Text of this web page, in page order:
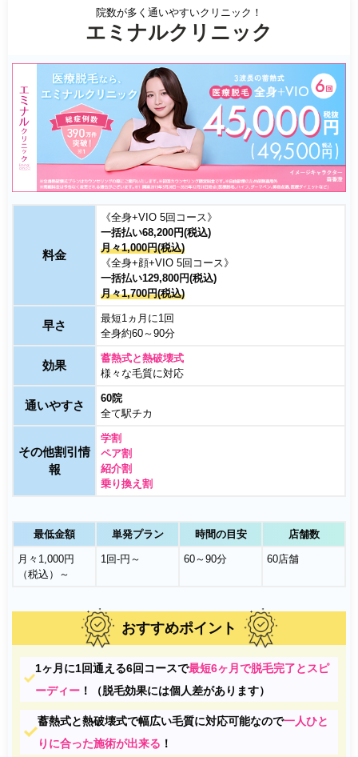
院数が多く通いやすいクリニック！
エミナルクリニック
料金
《全身+VIO 5回コース》
一括払い68,200円(税込)
月々1,000円(税込)
《全身+顔+VIO 5回コース》
一括払い129,800円(税込)
月々1,700円(税込)
早さ
最短1ヵ月に1回
全身約60～90分
効果
蓄熱式と熱破壊式
様々な毛質に対応
通いやすさ
60院
全て駅チカ
その他割引情
報
学割
ペア割
紹介割
乗り換え割
最低金額 単発プラン 時間の目安 店舗数
月々1,000円
（税込）～
1回-円～ 60～90分 60店舗
おすすめポイント
1ヶ月に1回通える6回コースで最短6ヶ月で脱毛完了とスピ
ーディー ！（脱毛効果には個人差があります）
蓄熱式と熱破壊式で幅広い毛質に対応可能なので一人ひと
りに合った施術が出来る ！